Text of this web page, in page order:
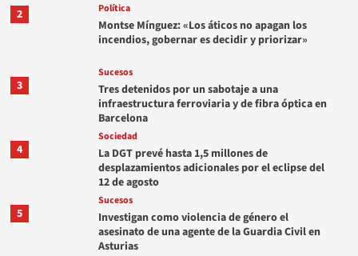
2 Política
Montse Mínguez: «Los áticos no apagan los
incendios, gobernar es decidir y priorizar»
3
Sucesos
Tres detenidos por un sabotaje a una
infraestructura ferroviaria y de fibra óptica en
Barcelona
4
Sociedad
La DGT prevé hasta 1,5 millones de
desplazamientos adicionales por el eclipse del
12 de agosto
5
Sucesos
Investigan como violencia de género el
asesinato de una agente de la Guardia Civil en
Asturias